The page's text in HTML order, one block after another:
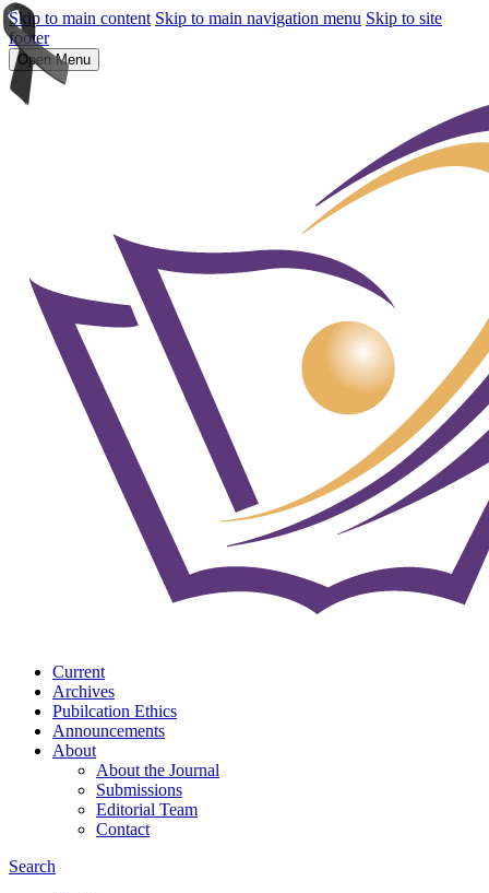
Skip to main content Skip to main navigation menu Skip to site
footer
Open Menu
Current
Archives
Pubilcation Ethics
Announcements
About
About the Journal
Submissions
Editorial Team
Contact
Search